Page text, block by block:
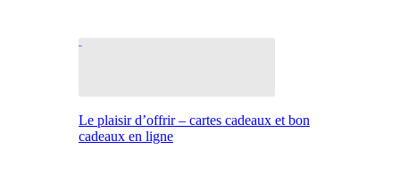
Le plaisir d’offrir – cartes cadeaux et bon
cadeaux en ligne